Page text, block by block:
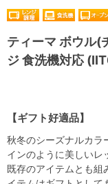
ティーマ ボウル(
ジ 食洗機対応
【ギフト好適品】
秋冬のシーズナルカラ
インのように美しいレ
既存のアイテムとも組